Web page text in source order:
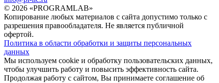
© 2026 «PROGRAMLAB»
Копирование любых материалов с сайта допустимо только с
разрешения правообладателя. Не является публичной
офертой.
Политика в области обработки и защиты персональных
данных
Мы используем cookie и обработку пользовательских данных,
чтобы улучшить работу и повысить эффективность сайта.
Продолжая работу с сайтом, Вы принимаете соглашение об